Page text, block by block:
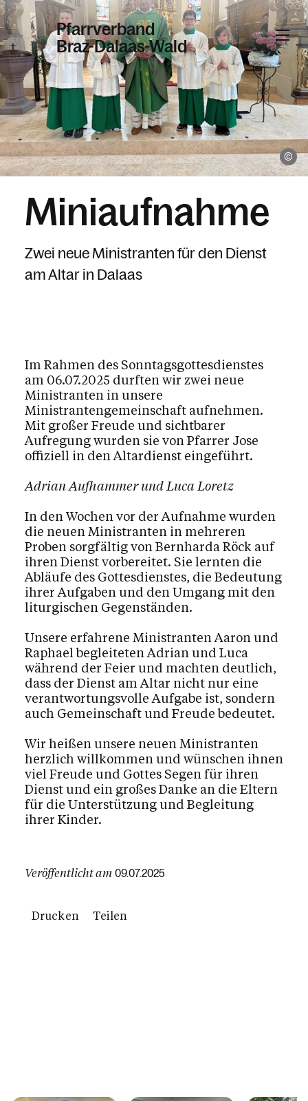
Pfarrverband
Braz-Dalaas-Wald
Informationen
Kalender
Personen
Kontakt
Miniaufnahme
Zwei neue Ministranten für den Dienst
am Altar in Dalaas
Im Rahmen des Sonntagsgottesdienstes
am 06.07.2025 durften wir zwei neue
Ministranten in unsere
Ministrantengemeinschaft aufnehmen.
Mit großer Freude und sichtbarer
Aufregung wurden sie von Pfarrer Jose
offiziell in den Altardienst eingeführt.
Adrian Aufhammer und Luca Loretz
In den Wochen vor der Aufnahme wurden
die neuen Ministranten in mehreren
Proben sorgfältig von Bernharda Röck auf
ihren Dienst vorbereitet. Sie lernten die
Abläufe des Gottesdienstes, die Bedeutung
ihrer Aufgaben und den Umgang mit den
liturgischen Gegenständen.
Unsere erfahrene Ministranten Aaron und
Raphael begleiteten Adrian und Luca
während der Feier und machten deutlich,
dass der Dienst am Altar nicht nur eine
verantwortungsvolle Aufgabe ist, sondern
auch Gemeinschaft und Freude bedeutet.
Wir heißen unsere neuen Ministranten
herzlich willkommen und wünschen ihnen
viel Freude und Gottes Segen für ihren
Dienst und ein großes Danke an die Eltern
für die Unterstützung und Begleitung
ihrer Kinder.
Veröffentlicht am 09.07.2025
Drucken Teilen